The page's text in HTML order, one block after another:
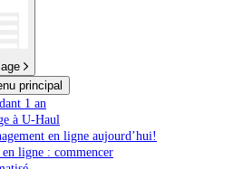
principal
1 an
à U-Haul
en ligne aujourd’hui!
ligne : commencer